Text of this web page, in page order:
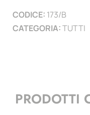
CODICE: 173/B
CATEGORIA:TUTTI
PRODOTTI